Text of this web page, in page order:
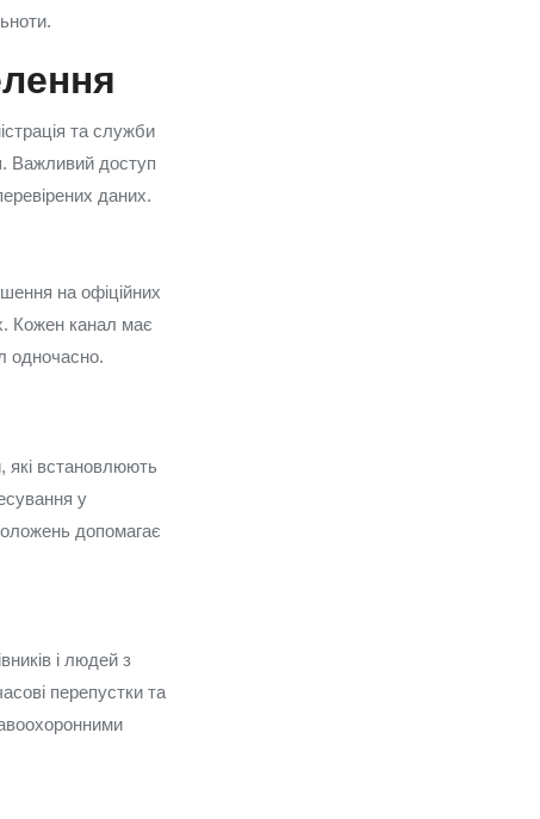
та служби
Важливий доступ
даних.
на офіційних
Кожен канал має
одночасно.
які встановлюють
у
допомагає
і людей з
перепустки та